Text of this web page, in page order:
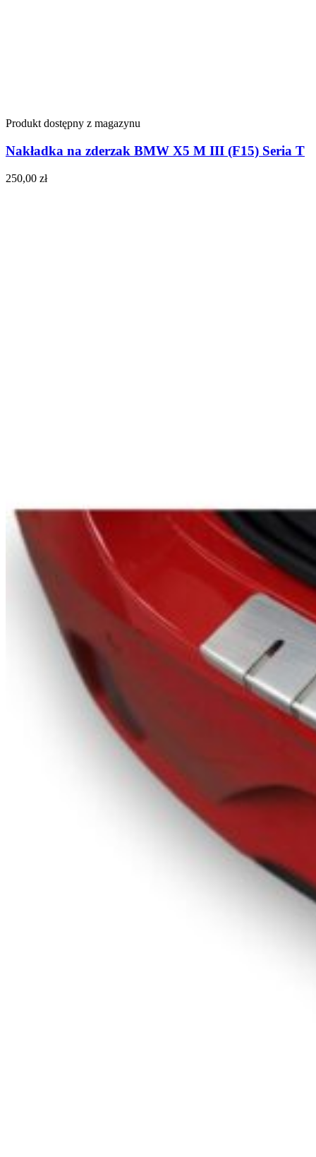
Produkt dostępny z magazynu
Nakładka na zderzak BMW X5 M III (F15) Seria T
250,00 zł